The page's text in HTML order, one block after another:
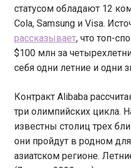
статусом обладают 12
Cola, Samsung и Visa.
рассказывает, что топ-
$100 млн за
себя одни летние и одни
Контракт Alibaba
три олимпийских цикла.
известны столиц трех
они пройдут в родном
азиатском регионе.